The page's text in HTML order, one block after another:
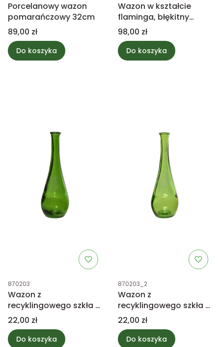
Porcelanowy wazon
pomarańczowy 32cm
Cena
89,00 zł
Do koszyka
Wazon w kształcie
flaminga, błękitny
25,5cm
Cena
98,00 zł
Do koszyka
Kod produktu
870203
Wazon z
recyklingowego szkła -
zielony 18cm
Cena
22,00 zł
Do koszyka
Kod produktu
870203_2
Wazon z
recyklingowego szkła -
jasno-zielony 18cm
Cena
22,00 zł
Do koszyka